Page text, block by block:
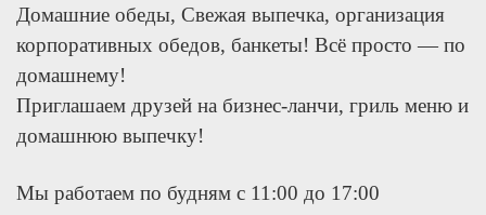
Домашние обеды, Свежая выпечка, организация
корпоративных обедов, банкеты! Всё просто — по
домашнему!
Приглашаем друзей на бизнес-ланчи, гриль меню и
домашнюю выпечку!
Мы работаем по будням с 11:00 до 17:00